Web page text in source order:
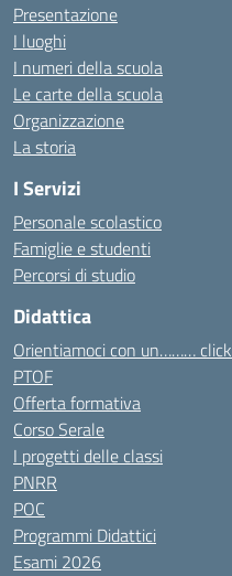
Presentazione
I luoghi
I numeri della scuola
Le carte della scuola
Organizzazione
La storia
I Servizi
Personale scolastico
Famiglie e studenti
Percorsi di studio
Didattica
Orientiamoci con un……… click
PTOF
Offerta formativa
Corso Serale
I progetti delle classi
PNRR
POC
Programmi Didattici
Esami 2026